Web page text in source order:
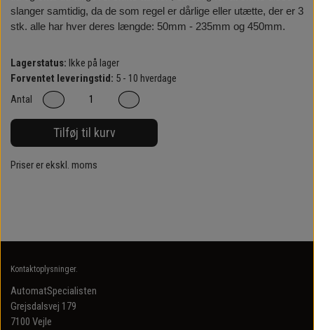
slanger samtidig, da de som regel er dårlige eller utætte, der er 3
stk. alle har hver deres længde: 50mm - 235mm og 450mm.
Lagerstatus: Ikke på lager
Forventet leveringstid: 5 - 10 hverdage
Antal
Tilføj til kurv
Priser er ekskl. moms
Kontaktoplysninger.
AutomatSpecialisten
Grejsdalsvej 179
7100 Vejle